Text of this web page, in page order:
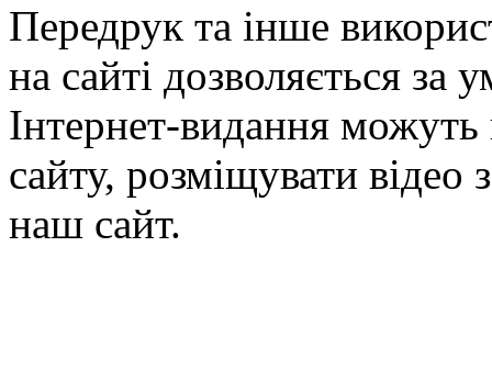
Передрук та інше
на сайті дозволяється
Інтернет-видання можуть
сайту, розміщувати відео
наш сайт.